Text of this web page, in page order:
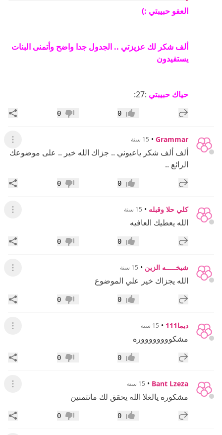
العفو حبيبتي :)
ألف شكر لك عزيزتي .. الجدول جدا واضح وأتمنى البنات
يستفيدون
حياك حبيبتي :27:
إضافة رد جديد إعجاب0 عدم إعجاب
0
Grammar
• 15 سنة عرض
ألف ألف شكر ياعيوني .. جزاك الله خير .. على موضوعك
الرائع ..
إضافة رد جديد إعجاب0 عدم إعجاب
0
كلي حلا وقبله • 15 سنة عرض
الله يعطيك العافيه
إضافة رد جديد إعجاب0 عدم إعجاب
0
شيخـــــه الزين • 15 سنة عرض
الله يجزاك خير علي الموضوع
إضافة رد جديد إعجاب0 عدم إعجاب
0
ديما111 • 15 سنة عرض
مشكووووووووره
إضافة رد جديد إعجاب0 عدم إعجاب
0
Bant Lzeza
• 15 سنة عرض
مشكوره يالغلا الله يحقق لك ماتتمنين
إضافة رد جديد إعجاب0 عدم إعجاب
0